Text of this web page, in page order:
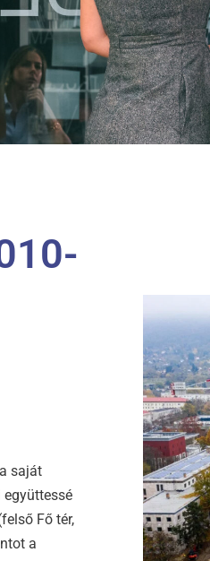
saját
Fő tér,
a